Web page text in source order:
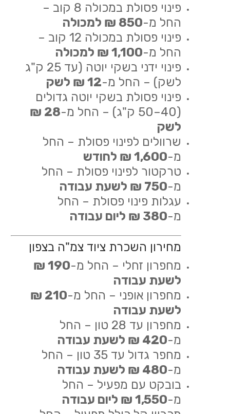
פינוי פסולת במכולה 8 קוב –
החל מ-850 ₪ למכולה
פינוי פסולת במכולה 12 קוב –
החל מ-1,100 ₪ למכולה
פינוי ידני בשקי יוטה (עד 25 ק"ג
לשק) – החל מ-12 ₪ לשק
פינוי פסולת בשקי יוטה גדולים
(40–50 ק"ג) – החל מ-
28 ₪
לשק
שרוולים לפינוי פסולת – החל
מ-1,600 ₪ לחודש
טרקטור לפינוי פסולת – החל
מ-750 ₪ לשעת עבודה
עגלות פינוי פסולת – החל
מ-380 ₪ ליום עבודה
מחירון השכרת ציוד צמ"ה בצפון
מחפרון זחלי – החל מ-
190 ₪
לשעת עבודה
מחפרון אופני – החל מ-
210 ₪
לשעת עבודה
מחפרון עד 28 טון – החל
מ-420 ₪ לשעת עבודה
מחפר גדול עד 35 טון – החל
מ-480 ₪ לשעת עבודה
בובקט עם מפעיל – החל
מ-1,550 ₪ ליום עבודה